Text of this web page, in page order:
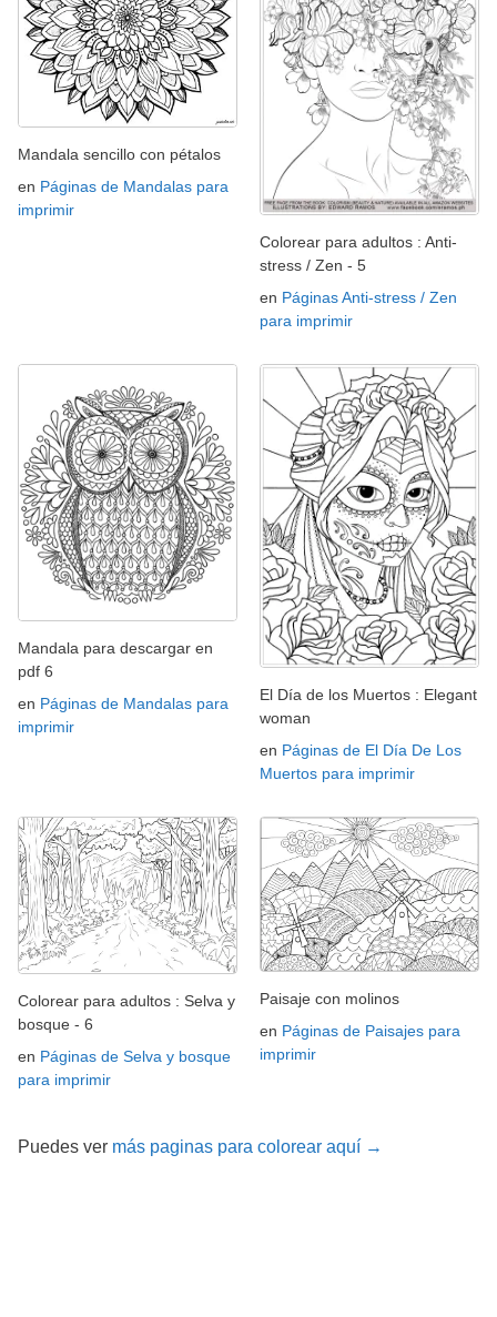
Mandala sencillo con pétalos
en Páginas de Mandalas para
imprimir
Colorear para adultos : Anti-
stress / Zen - 5
en Páginas Anti-stress / Zen
para imprimir
Mandala para descargar en
pdf 6
en Páginas de Mandalas para
imprimir
El Día de los Muertos : Elegant
woman
en Páginas de El Día De Los
Muertos para imprimir
Colorear para adultos : Selva y
bosque - 6
en Páginas de Selva y bosque
para imprimir
Paisaje con molinos
en Páginas de Paisajes para
imprimir
Puedes ver más paginas para colorear aquí →